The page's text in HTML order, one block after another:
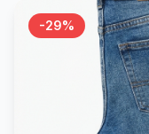
-29%